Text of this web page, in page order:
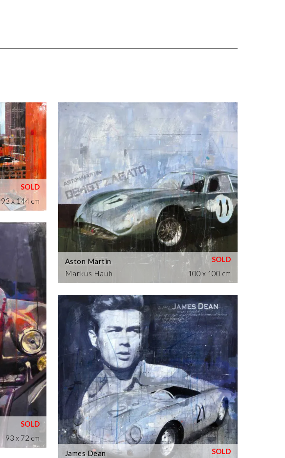
93 x 144 cm
93 x 72 cm
Markus Haub
Aston Martin
100 x 100 cm
James Dean